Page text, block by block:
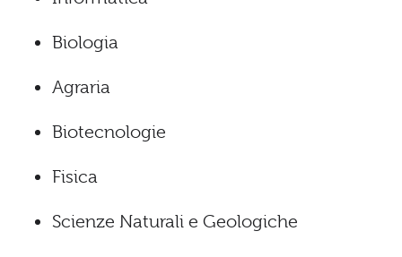
Biologia
Agraria
Biotecnologie
Fisica
Scienze Naturali e Geologiche